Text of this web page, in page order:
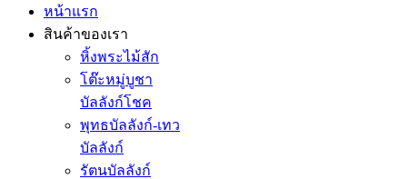
หน้าแรก
สินค้าของเรา
หิ้งพระไม้สัก
โต๊ะหมู่บูชา
บัลลังก์โชค
พุทธบัลลังก์-เทว
บัลลังก์
รัตนบัลลังก์